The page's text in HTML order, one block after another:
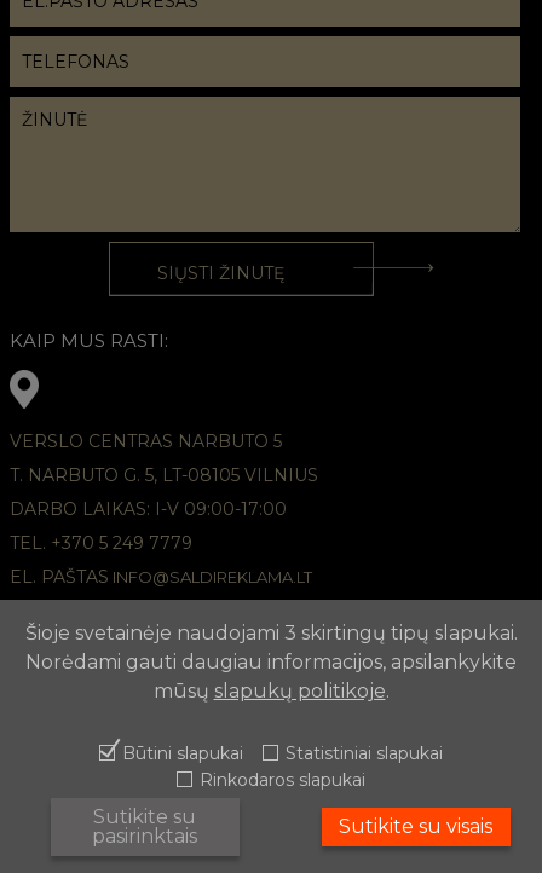
KAIP MUS RASTI:
VERSLO CENTRAS NARBUTO 5
T. NARBUTO G. 5, LT-08105 VILNIUS
DARBO LAIKAS: I-V 09:00-17:00
TEL. +370 5 249 7779
EL. PAŠTAS INFO@SALDIREKLAMA.LT
Šioje svetainėje naudojami 3 skirtingų tipų slapukai.
Norėdami gauti daugiau informacijos, apsilankykite
mūsų slapukų politikoje.
Būtini slapukai
Statistiniai slapukai
Rinkodaros slapukai
Sutikite su
pasirinktais
Sutikite su visais